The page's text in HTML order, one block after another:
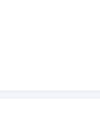
mathématiques
for 4 positions.
funding that the ISM
annual budget.